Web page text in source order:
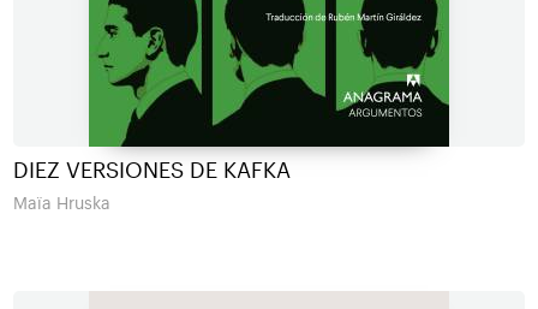
DIEZ VERSIONES DE KAFKA
Maïa Hruska